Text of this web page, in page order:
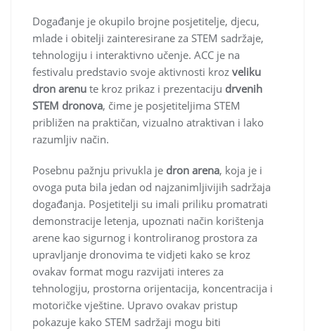
Događanje je okupilo brojne posjetitelje, djecu,
mlade i obitelji zainteresirane za STEM sadržaje,
tehnologiju i interaktivno učenje. ACC je na
festivalu predstavio svoje aktivnosti kroz veliku
dron arenu te kroz prikaz i prezentaciju drvenih
STEM dronova, čime je posjetiteljima STEM
približen na praktičan, vizualno atraktivan i lako
razumljiv način.
Posebnu pažnju privukla je dron arena, koja je i
ovoga puta bila jedan od najzanimljivijih sadržaja
događanja. Posjetitelji su imali priliku promatrati
demonstracije letenja, upoznati način korištenja
arene kao sigurnog i kontroliranog prostora za
upravljanje dronovima te vidjeti kako se kroz
ovakav format mogu razvijati interes za
tehnologiju, prostorna orijentacija, koncentracija i
motoričke vještine. Upravo ovakav pristup
pokazuje kako STEM sadržaji mogu biti